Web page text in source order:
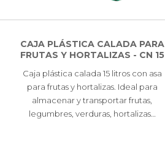
CAJA PLÁSTICA CALADA PARA
FRUTAS Y HORTALIZAS - CN 15
Caja plástica calada 15 litros con asa
para frutas y hortalizas. Ideal para
almacenar y transportar frutas,
legumbres, verduras, hortalizas…